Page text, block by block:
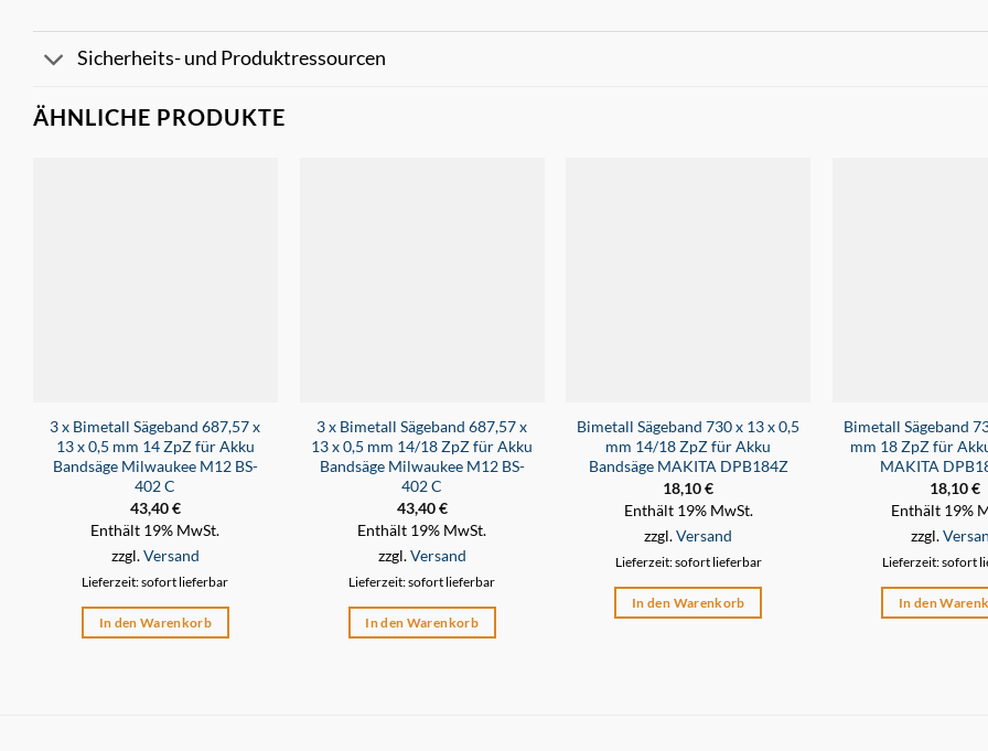
Sicherheits- und Produktressourcen
ÄHNLICHE PRODUKTE
3 x Bimetall Sägeband 687,57 x
13 x 0,5 mm 14 ZpZ für Akku
Bandsäge Milwaukee M12 BS-
402 C
43,40€
Enthält 19% MwSt.
zzgl.Versand
Lieferzeit: sofort lieferbar
In den Warenkorb
3 x Bimetall Sägeband 687,57 x
13 x 0,5 mm 14/18 ZpZ für Akku
Bandsäge Milwaukee M12 BS-
402 C
43,40€
Enthält 19% MwSt.
zzgl.Versand
Lieferzeit: sofort lieferbar
In den Warenkorb
Bimetall Sägeband 730 x 13 x 0,5
mm 14/18 ZpZ für Akku
Bandsäge MAKITA DPB184Z
18,10€
Enthält 19% MwSt.
zzgl.Versand
Lieferzeit: sofort lieferbar
In den Warenkorb
Bimetall Sägeband
mm 18 ZpZ für
MAKITA
18,10€
Enthält 19%
zzgl.
Lieferzeit: sofort
In den